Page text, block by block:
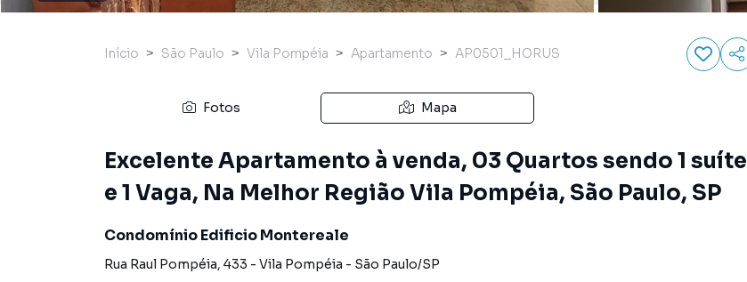
Início São Paulo Vila Pompéia Apartamento AP0501_HORUS
Fotos Mapa
Excelente Apartamento à venda, 03 Quartos sendo 1 suíte
e 1 Vaga, Na Melhor Região Vila Pompéia, São Paulo, SP
Condomínio Edificio Montereale
Rua Raul Pompéia, 433 - Vila Pompéia - São Paulo/SP